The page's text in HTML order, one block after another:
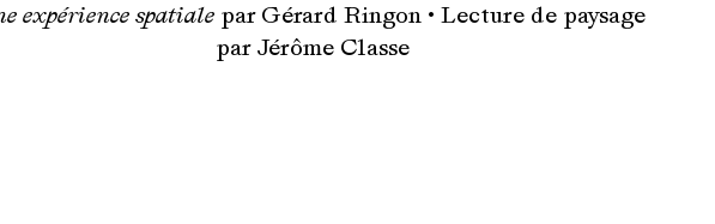
expérience spatialepar Gérard Ringon • Lecture de paysage
par Jérôme Classe